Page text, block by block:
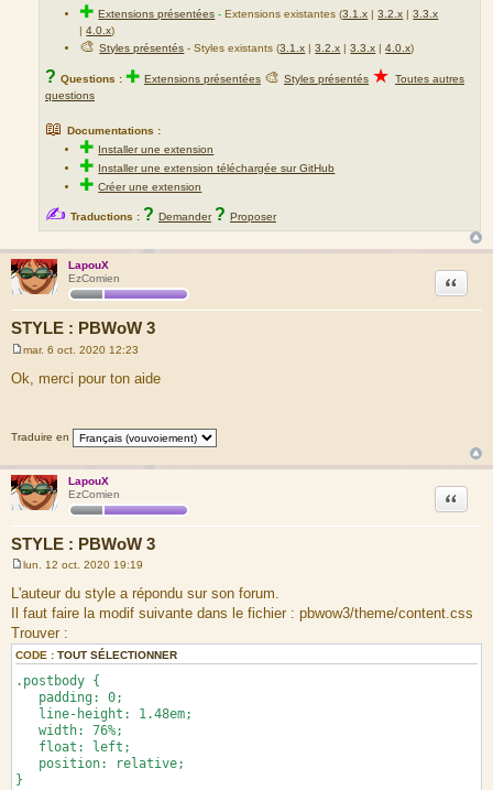
✚Extensions présentées -Extensions existantes (3.1.x |3.2.x |3.3.x
|4.0.x)
🎨Styles présentés - Styles existants (3.1.x |3.2.x |3.3.x |4.0.x)
? Questions : ✚ Extensions présentées 🎨 Styles présentés ★ Toutes autres
questions
📖 Documentations :
✚ Installer une extension
✚ Installer une extension téléchargée sur GitHub
✚Créer une extension
✍ Traductions : ? Demander ? Proposer
LapouX
EzComien
STYLE : PBWoW 3
Citation
e
s
e
mar. 6 oct. 2020 12:23
Ok, merci pour ton aide
Traduire en
LapouX
EzComien
STYLE : PBWoW 3
Citation
s
s
g
e
lun. 12 oct. 2020 19:19
L'auteur du style a répondu sur son forum.
Il faut faire la modif suivante dans le fichier : pbwow3/theme/content.css
Trouver :
CODE : TOUT SÉLECTIONNER
.postbody {
padding: 0;
line-height: 1.48em;
width: 76%;
float: left;
position: relative;
}